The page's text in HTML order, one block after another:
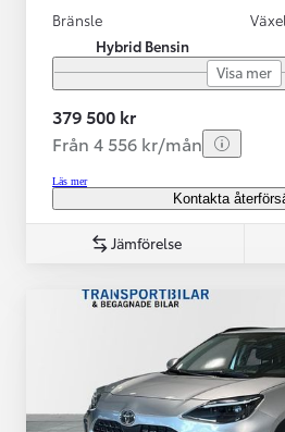
Bränsle
Hybrid Bensin
Visa mer
379 500 kr
Från 4 556 kr/mån
Läs mer
Kontakta
Jämförelse